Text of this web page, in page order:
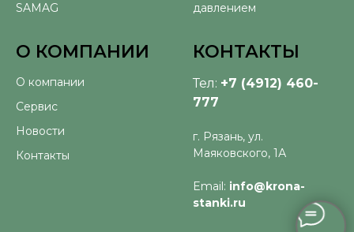
SAMAG
давлением
О КОМПАНИИ
О компании
Сервис
Новости
Контакты
КОНТАКТЫ
Тел: +7 (4912) 460-
777
г. Рязань, ул.
Маяковского, 1А
Email: info@krona-
stanki.ru